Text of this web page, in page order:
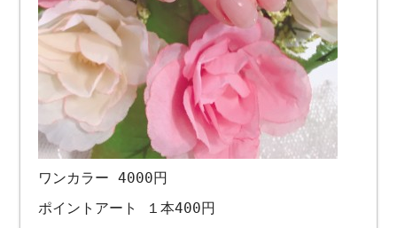
ワンカラー 4000円
ポイントアート １本400円